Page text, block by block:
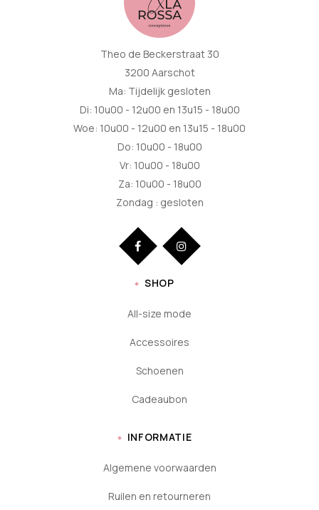
Theo de Beckerstraat 30
3200 Aarschot
Ma: Tijdelijk gesloten
Di: 10u00 - 12u00 en 13u15 - 18u00
Woe: 10u00 - 12u00 en 13u15 - 18u00
Do: 10u00 - 18u00
Vr: 10u00 - 18u00
Za: 10u00 - 18u00
Zondag : gesloten
SHOP
All-size mode
Accessoires
Schoenen
Cadeaubon
INFORMATIE
Algemene voorwaarden
Ruilen en retourneren